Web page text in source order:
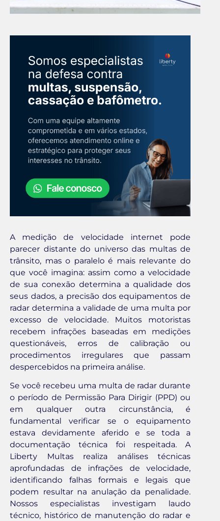
A medição de velocidade internet pode
parecer distante do universo das multas de
trânsito, mas o paralelo é mais relevante do
que você imagina: assim como a velocidade
de sua conexão determina a qualidade dos
seus dados, a precisão dos equipamentos de
radar determina a validade de uma multa por
excesso de velocidade. Muitos motoristas
recebem infrações baseadas em medições
questionáveis, erros de calibração ou
procedimentos irregulares que passam
despercebidos na primeira análise.
Se você recebeu uma multa de radar durante
o período de Permissão Para Dirigir (PPD) ou
em qualquer outra circunstância, é
fundamental verificar se o equipamento
estava devidamente aferido e se toda a
documentação técnica foi respeitada. A
Liberty Multas realiza análises técnicas
aprofundadas de infrações de velocidade,
identificando falhas formais e legais que
podem resultar na anulação da penalidade.
Nossos especialistas investigam laudo
técnico, histórico de manutenção do radar e